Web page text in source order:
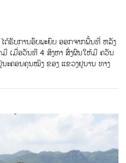
ດ້ຮັບການອົບພະຍົບ ອອກຈາກພື້ນທີ່ ຫລັງ
ມີ ເມື່ອວັນທີ 4 ສິງຫາ ສົ່ງຜົນໃຫ້ມີ ຄວັນ
ະຄອນຄຸນໝິງ ຂອງ ແຂວງຢູນານ ທາງ